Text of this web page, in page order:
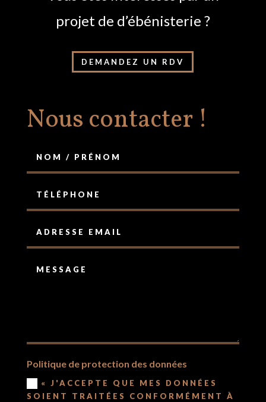
projet de d’ébénisterie ?
DEMANDEZ UN RDV
Nous contacter !
Politique de protection des données
« J'ACCEPTE QUE MES DONNÉES
SOIENT TRAITÉES CONFORMÉMENT À